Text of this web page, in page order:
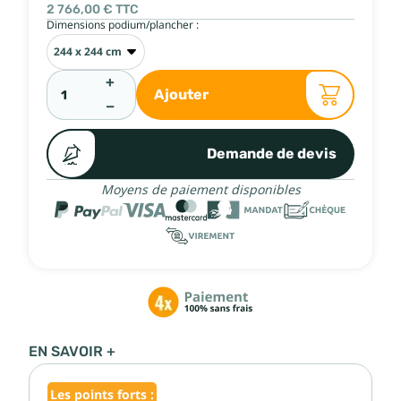
2 766,00 € TTC
Dimensions podium/plancher :
+
−
Ajouter
Demande de devis
Moyens de paiement disponibles
EN SAVOIR +
Les points forts :